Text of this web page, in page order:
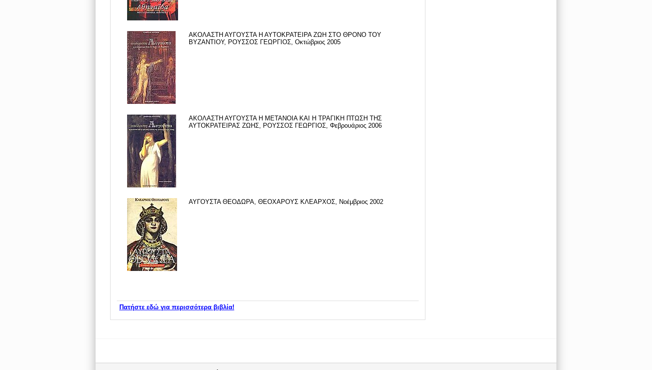
ΑΚΟΛΑΣΤΗ ΑΥΓΟΥΣΤΑ Η ΑΥΤΟΚΡΑΤΕΙΡΑ ΖΩΗ ΣΤΟ ΘΡΟΝΟ ΤΟΥ
ΒΥΖΑΝΤΙΟΥ, ΡΟΥΣΣΟΣ ΓΕΩΡΓΙΟΣ, Οκτώβριος 2005
ΑΚΟΛΑΣΤΗ ΑΥΓΟΥΣΤΑ Η ΜΕΤΑΝΟΙΑ ΚΑΙ Η ΤΡΑΓΙΚΗ ΠΤΩΣΗ ΤΗΣ
ΑΥΤΟΚΡΑΤΕΙΡΑΣ ΖΩΗΣ, ΡΟΥΣΣΟΣ ΓΕΩΡΓΙΟΣ, Φεβρουάριος 2006
ΑΥΓΟΥΣΤΑ ΘΕΟΔΩΡΑ, ΘΕΟΧΑΡΟΥΣ ΚΛΕΑΡΧΟΣ, Νοέμβριος 2002
Πατήστε εδώ για περισσότερα βιβλία!